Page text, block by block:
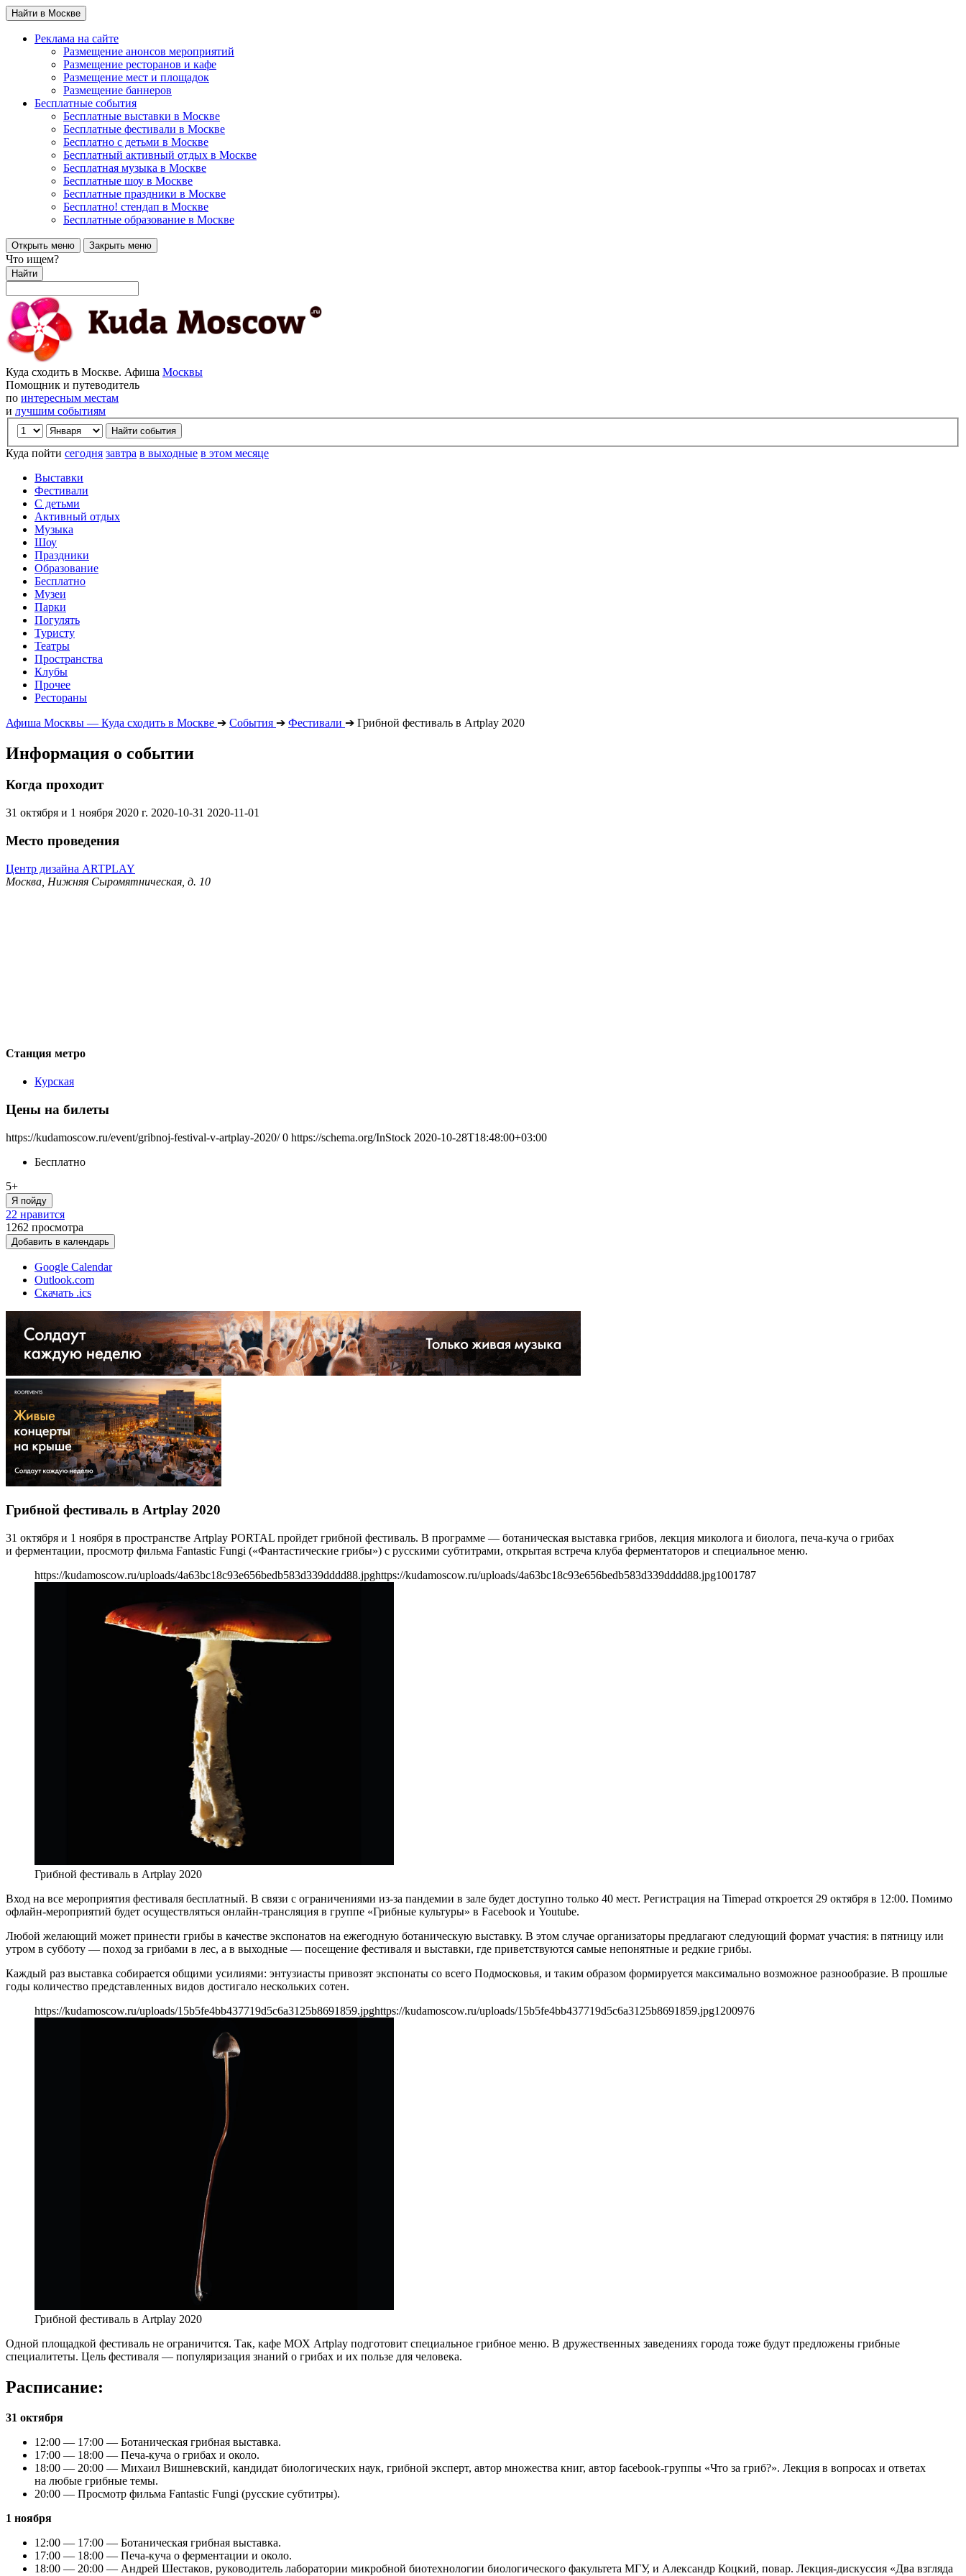
Найти в Москве
Реклама на сайте
Размещение анонсов мероприятий
Размещение ресторанов и кафе
Размещение мест и площадок
Размещение баннеров
Бесплатные события
Бесплатные выставки в Москве
Бесплатные фестивали в Москве
Бесплатно с детьми в Москве
Бесплатный активный отдых в Москве
Бесплатная музыка в Москве
Бесплатные шоу в Москве
Бесплатные праздники в Москве
Бесплатно! стендап в Москве
Бесплатные образование в Москве
Открыть меню Закрыть меню
Что ищем?
Найти
Куда сходить в Москве. Афиша Москвы
Помощник и путеводитель
по интересным местам
и лучшим событиям
Куда пойти сегодня завтра в выходные в этом месяце
Выставки
Фестивали
С детьми
Активный отдых
Музыка
Шоу
Праздники
Образование
Бесплатно
Музеи
Парки
Погулять
Туристу
Театры
Пространства
Клубы
Прочее
Рестораны
Афиша Москвы — Куда сходить в Москве ➔ События ➔ Фестивали ➔ Грибной фестиваль в Artplay 2020
Информация о событии
Когда проходит
31 октября и 1 ноября 2020 г. 2020-10-31 2020-11-01
Место проведения
Центр дизайна ARTPLAY
Москва, Нижняя Сыромятническая, д. 10
Станция метро
Курская
Цены на билеты
https://kudamoscow.ru/event/gribnoj-festival-v-artplay-2020/ 0 https://schema.org/InStock 2020-10-28T18:48:00+03:00
Бесплатно
5+
Я пойду
22 нравится
1262 просмотра
Добавить в календарь
Google Calendar
Outlook.com
Скачать .ics
Грибной фестиваль в Artplay 2020
31 октября и 1 ноября в пространстве Artplay PORTAL пройдет грибной фестиваль. В программе — ботаническая выставка грибов, лекция миколога и биолога, печа-куча о грибах
и ферментации, просмотр фильма Fantastic Fungi («Фантастические грибы») с русскими субтитрами, открытая встреча клуба ферментаторов и специальное меню.
https://kudamoscow.ru/uploads/4a63bc18c93e656bedb583d339dddd88.jpghttps://kudamoscow.ru/uploads/4a63bc18c93e656bedb583d339dddd88.jpg1001 787
Грибной фестиваль в Artplay 2020
Вход на все мероприятия фестиваля бесплатный. В связи с ограничениями из-за пандемии в зале будет доступно только 40 мест. Регистрация на Timepad откроется 29 октября в 12:00. Помимо
офлайн-мероприятий будет осуществляться онлайн-трансляция в группе «Грибные культуры» в Facebook и Youtube.
Любой желающий может принести грибы в качестве экспонатов на ежегодную ботаническую выставку. В этом случае организаторы предлагают следующий формат участия: в пятницу или
утром в субботу — поход за грибами в лес, а в выходные — посещение фестиваля и выставки, где приветствуются самые непонятные и редкие грибы.
Каждый раз выставка собирается общими усилиями: энтузиасты привозят экспонаты со всего Подмосковья, и таким образом формируется максимально возможное разнообразие. В прошлые
годы количество представленных видов достигало нескольких сотен.
https://kudamoscow.ru/uploads/15b5fe4bb437719d5c6a3125b8691859.jpghttps://kudamoscow.ru/uploads/15b5fe4bb437719d5c6a3125b8691859.jpg1200976
Грибной фестиваль в Artplay 2020
Одной площадкой фестиваль не ограничится. Так, кафе МОХ Artplay подготовит специальное грибное меню. В дружественных заведениях города тоже будут предложены грибные
специалитеты. Цель фестиваля — популяризация знаний о грибах и их пользе для человека.
Расписание:
31 октября
12:00 — 17:00 — Ботаническая грибная выставка.
17:00 — 18:00 — Печа-куча о грибах и около.
18:00 — 20:00 — Михаил Вишневский, кандидат биологических наук, грибной эксперт, автор множества книг, автор facebook-группы «Что за гриб?». Лекция в вопросах и ответах
на любые грибные темы.
20:00 — Просмотр фильма Fantastic Fungi (русские субтитры).
1 ноября
12:00 — 17:00 — Ботаническая грибная выставка.
17:00 — 18:00 — Печа-куча о ферментации и около.
18:00 — 20:00 — Андрей Шестаков, руководитель лаборатории микробной биотехнологии биологического факультета МГУ, и Александр Коцкий, повар. Лекция-дискуссия «Два взгляда